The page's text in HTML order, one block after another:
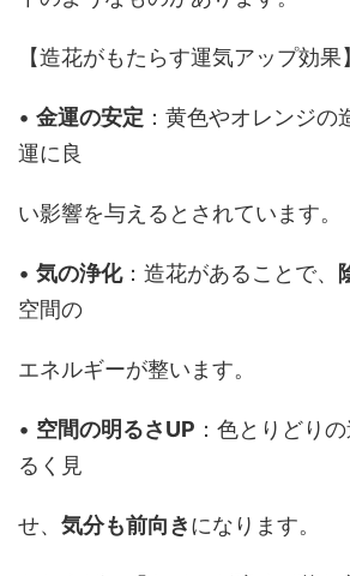
【造花がもたらす運気アップ効果】
• 金運の安定 ：黄色やオレンジの
運に良
い影響を与えるとされています。
• 気の浄化：造花があることで、
空間の
エネルギーが整います。
• 空間の明るさUP ：色とりどり
るく見
せ、 気分も前向きになります。